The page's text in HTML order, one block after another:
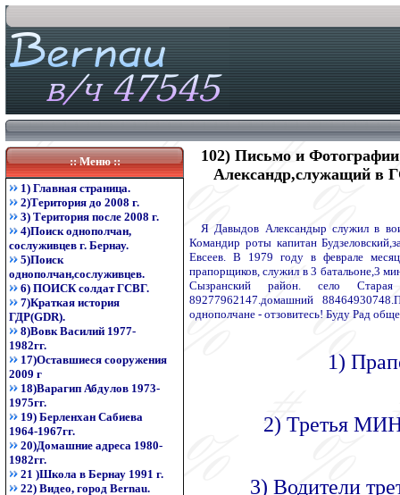
:: Меню ::
1) Главная страница.
2)Територия до 2008 г.
3) Територия после 2008 г.
4)Поиск однополчан,
сослуживцев г. Бернау.
5)Поиск
однополчан,сослуживцев.
6) ПОИСК солдат ГСВГ.
7)Краткая история
ГДР(GDR).
8)Вовк Василий 1977-
1982гг.
17)Оставшиеся сооружения
2009 г
18)Варагип Абдулов 1973-
1975гг.
19) Берленхан Сабиева
1964-1967гг.
20)Домашние адреса 1980-
1982гг.
21 )Школа в Бернау 1991 г.
22) Видео, город Bernau.
102) Письмо и
Александр,служащий в
Я Давыдов Александыр служил в
Командир роты капитан
Евсеев. В 1979 году в феврале
прапорщиков, служил в 3 батальоне,3
Сызранский район. село Старая
89277962147.домашний
однополчане - отзовитесь! Буду Рад
1)
2) Третья
3) Водители